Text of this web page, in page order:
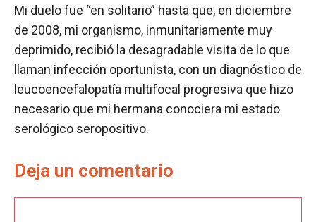
Mi duelo fue “en solitario” hasta que, en diciembre
de 2008, mi organismo, inmunitariamente muy
deprimido, recibió la desagradable visita de lo que
llaman infección oportunista, con un diagnóstico de
leucoencefalopatía multifocal progresiva que hizo
necesario que mi hermana conociera mi estado
serológico seropositivo.
Deja un comentario